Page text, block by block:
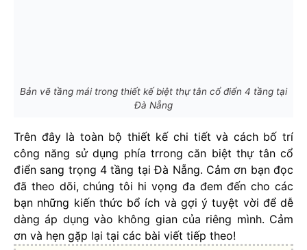
Bản vẽ tầng mái trong thiết kế biệt thự tân cổ điển 4 tầng tại
Đà Nẵng
Trên đây là toàn bộ thiết kế chi tiết và cách bố trí
công năng sử dụng phía trrong căn biệt thự tân cổ
điển sang trọng 4 tầng tại Đà Nẵng. Cảm ơn bạn đọc
đã theo dõi, chúng tôi hi vọng đa đem đến cho các
bạn những kiến thức bổ ích và gợi ý tuyệt vời để dễ
dàng áp dụng vào không gian của riêng mình. Cảm
ơn và hẹn gặp lại tại các bài viết tiếp theo!